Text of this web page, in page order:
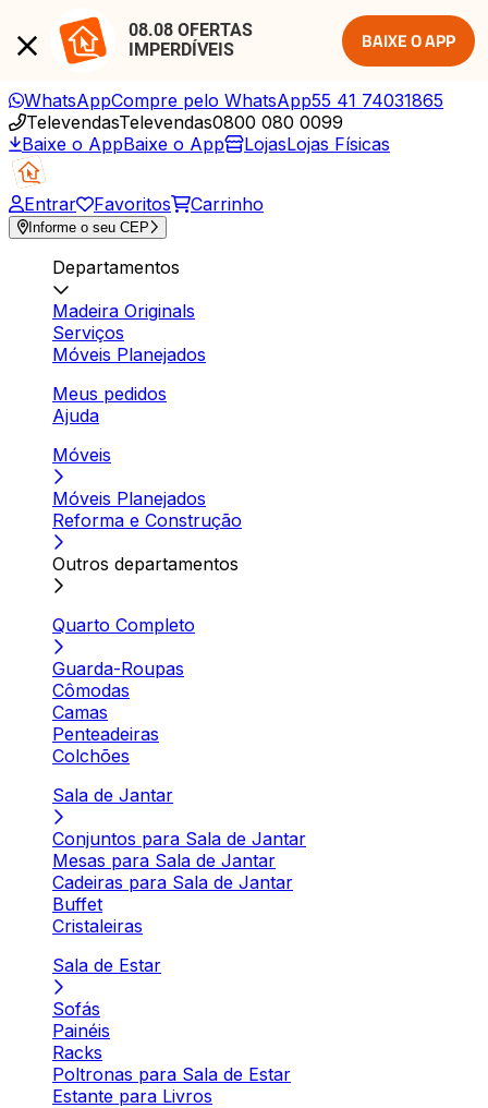
08.08 OFERTAS
IMPERDÍVEIS
BAIXE O APP
WhatsAppCompre pelo WhatsApp55 41 74031865
TelevendasTelevendas0800 080 0099
Baixe o AppBaixe o App LojasLojas Físicas
Entrar Favoritos Carrinho
Informe o seu CEP
Departamentos
Madeira Originals
Serviços
Móveis Planejados
Meus pedidos
Ajuda
Móveis
Móveis Planejados
Reforma e Construção
Outros departamentos
Quarto Completo
Guarda-Roupas
Cômodas
Camas
Penteadeiras
Colchões
Sala de Jantar
Conjuntos para Sala de Jantar
Mesas para Sala de Jantar
Cadeiras para Sala de Jantar
Buffet
Cristaleiras
Sala de Estar
Sofás
Painéis
Racks
Poltronas para Sala de Estar
Estante para Livros